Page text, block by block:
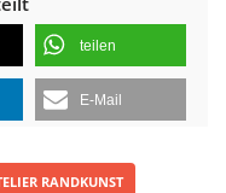
teilen
E-Mail
RANDKUNST